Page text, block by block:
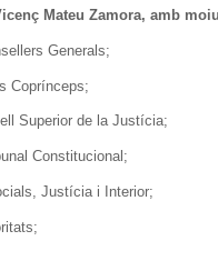
Mateu Zamora, amb
Generals;
Coprínceps;
Superior de la Justícia;
Constitucional;
Justícia i Interior;